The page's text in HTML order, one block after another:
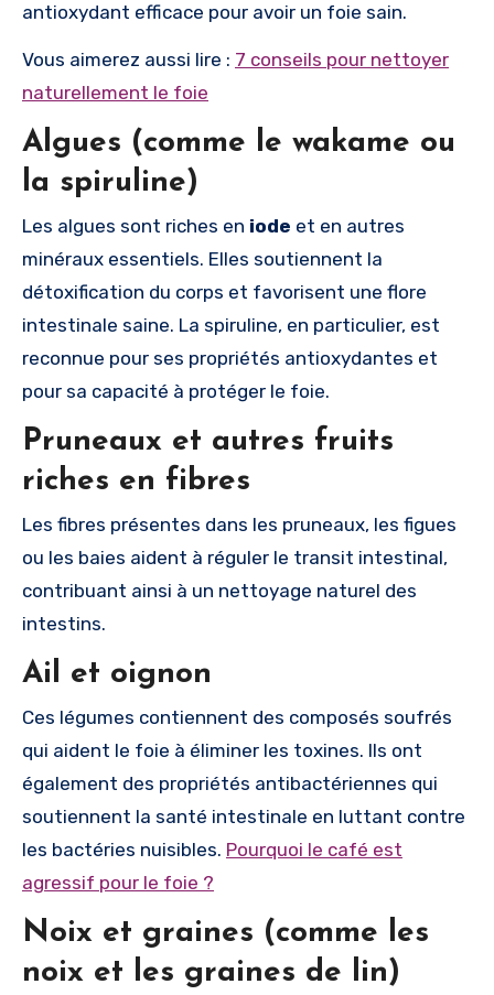
antioxydant efficace pour avoir un foie sain.
Vous aimerez aussi lire : 7 conseils pour nettoyer
naturellement le foie
Algues (comme le wakame ou
la spiruline)
Les algues sont riches en iode et en autres
minéraux essentiels. Elles soutiennent la
détoxification du corps et favorisent une flore
intestinale saine. La spiruline, en particulier, est
reconnue pour ses propriétés antioxydantes et
pour sa capacité à protéger le foie.
Pruneaux et autres fruits
riches en fibres
Les fibres présentes dans les pruneaux, les figues
ou les baies aident à réguler le transit intestinal,
contribuant ainsi à un nettoyage naturel des
intestins.
Ail et oignon
Ces légumes contiennent des composés soufrés
qui aident le foie à éliminer les toxines. Ils ont
également des propriétés antibactériennes qui
soutiennent la santé intestinale en luttant contre
les bactéries nuisibles. Pourquoi le café est
agressif pour le foie ?
Noix et graines (comme les
noix et les graines de lin)